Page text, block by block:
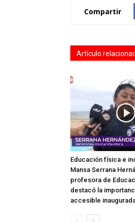
Compartir
Artículo
Educación física e
Mansa Serrana
profesora de
destacó la
accesible